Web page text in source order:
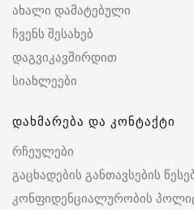
ახალი დამატებული
ჩვენს შესახებ
დაგვიკავშირდით
სიახლეები
დახმარება და კონტაქტი
რჩეულები
გაცხადების განთავსების
კონფიდენციალურობის